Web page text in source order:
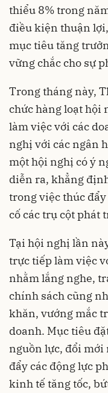
thiểu 8% trong
điều kiện thuận
mục tiêu tăng
vững chắc cho sự
Trong tháng này,
chức hàng loạt hội
làm việc với các
nghị với các ngân
một hội nghị có ý
diễn ra, khẳng
trong việc thúc
cố các trụ cột phát
Tại hội nghị lần
trực tiếp làm việc
nhằm lắng nghe,
chính sách cũng
khăn, vướng mắc
doanh. Mục tiêu
nguồn lực, đổi
đẩy các động lực
kinh tế tăng tốc,